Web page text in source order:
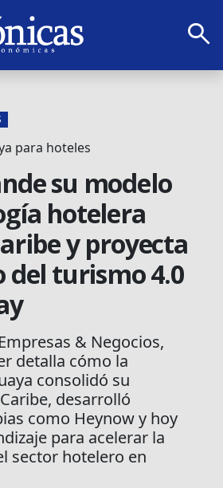
search
para hoteles
su modelo
hotelera
y proyecta
del turismo 4.0
& Negocios,
detalla cómo la
consolidó su
desarrolló
como Heynow y hoy
para acelerar la
sector hotelero en